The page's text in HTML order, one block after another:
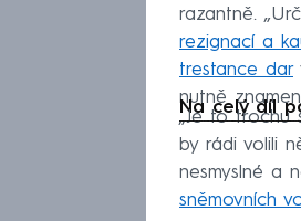
razantně.
rezignací a
trestance dar
nutně
Na celý díl
„Je to trochu
by rádi volili
nesmyslné a
sněmovních